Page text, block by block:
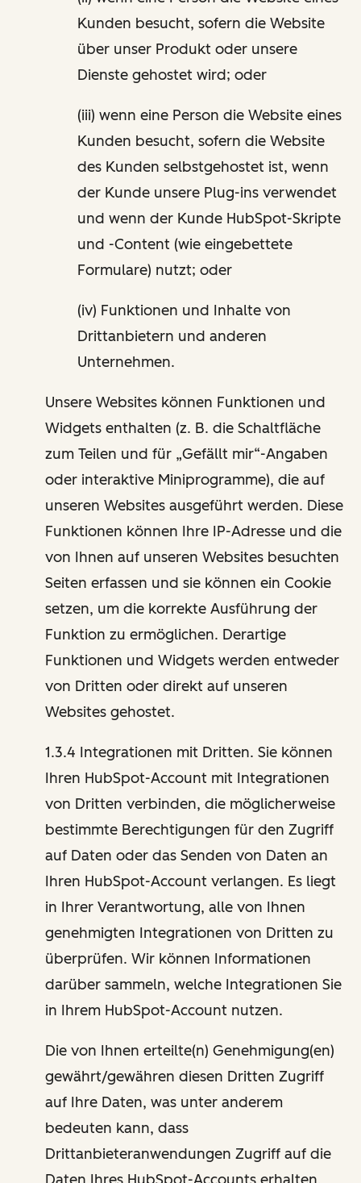
Kunden besucht, sofern die Website
über unser Produkt oder unsere
Dienste gehostet wird; oder
(iii) wenn eine Person die Website eines
Kunden besucht, sofern die Website
des Kunden selbstgehostet ist, wenn
der Kunde unsere Plug-ins verwendet
und wenn der Kunde HubSpot-Skripte
und -Content (wie eingebettete
Formulare) nutzt; oder
(iv) Funktionen und Inhalte von
Drittanbietern und anderen
Unternehmen.
Unsere Websites können Funktionen und
Widgets enthalten (z. B. die Schaltfläche
zum Teilen und für „Gefällt mir“-Angaben
oder interaktive Miniprogramme), die auf
unseren Websites ausgeführt werden. Diese
Funktionen können Ihre IP-Adresse und die
von Ihnen auf unseren Websites besuchten
Seiten erfassen und sie können ein Cookie
setzen, um die korrekte Ausführung der
Funktion zu ermöglichen. Derartige
Funktionen und Widgets werden entweder
von Dritten oder direkt auf unseren
Websites gehostet.
1.3.4 Integrationen mit Dritten. Sie können
Ihren HubSpot-Account mit Integrationen
von Dritten verbinden, die möglicherweise
bestimmte Berechtigungen für den Zugriff
auf Daten oder das Senden von Daten an
Ihren HubSpot-Account verlangen. Es liegt
in Ihrer Verantwortung, alle von Ihnen
genehmigten Integrationen von Dritten zu
überprüfen. Wir können Informationen
darüber sammeln, welche Integrationen Sie
in Ihrem HubSpot-Account nutzen.
Die von Ihnen erteilte(n) Genehmigung(en)
gewährt/gewähren diesen Dritten Zugriff
auf Ihre Daten, was unter anderem
bedeuten kann, dass
Drittanbieteranwendungen Zugriff auf die